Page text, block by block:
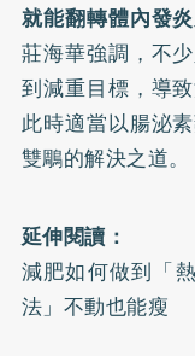
就能翻轉體內發
莊海華強調，不
到減重目標，導
此時適當以腸泌
雙鵰的解決之道。
延伸閱讀：
減肥如何做到「
法」不動也能瘦